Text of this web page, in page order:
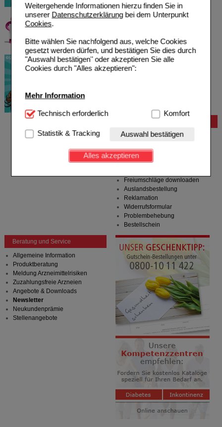
Weitergehende Informationen hierzu finden Sie in
unserer Datenschutzerklärungbei dem Unterpunkt
Cookies.
Bitte wählen Sie nachfolgend aus, welche Cookies
gesetzt werden dürfen, und bestätigen Sie dies durch
"Auswahl bestätigen" oder akzeptieren Sie alle
Cookies durch "Alles akzeptieren":
Mehr Information
Technisch Notwendig:Hierbei handelt es sich um
Website notwendig sind (z.B. Navigation, Warenkorb,
Kundenkonto), weshalb auf diese nicht verzichtet
werden kann.
Einkaufserlebnis noch ansprechender zu gestalten,
beispielsweise für die Wiedererkennung des
Besuchers oder unsere Seite an bevorzugte
Verhaltensweisen (z.B. Spracheinstellung)
anzupassen. Komfort-Cookies ermöglichen es uns
auch auf Ihre Bedürfnisse zugeschrittene Inhalte
anzuzeigen und unser Partnerprogramm zu
betreiben.
Statistik & Tracking:
Hierüber lassen sich
Informationen über die Art und Weise der Nutzung
unserer Website sammeln, mit deren Hilfe wir unsere
Website weiter für Sie optimieren können, den Inhalt
auf unserer Website aber auch die Werbung auf
Drittseiten möglichst relevant für Sie zu gestalten.
Bitte beachten Sie, dass Daten hierfür teilweise an
Dritte wie z.B. Google oder soziale Medien
Technisch erforderlich Komfort
Statistik & Tracking Auswahl bestätigen
Alles akzeptieren
Hilfe zur Anmeldung
Zahlungsmöglichkeiten
Rezepte einlösen
Freiumschläge downloaden
Auslandsbestellung
Reklamation
Widerrufsformular
Problembehebung
Bestellschein
Beratung und Service
Allgemeine Information
Produktberatung
Meldung Arzneimittelrisiken
Zuzahlungsfreie Arzneien
Angebote & Downloads
Newsletter
Neukundenprämie
Stellenangebote